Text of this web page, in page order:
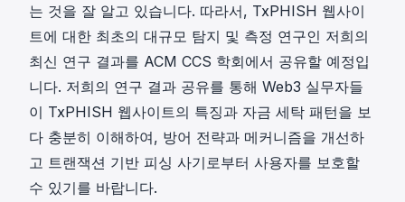
는 것을 잘 알고 있습니다. 따라서, TxPHISH 웹사이
트에 대한 최초의 대규모 탐지 및 측정 연구인 저희의
최신 연구 결과를 ACM CCS 학회에서 공유할 예정입
니다. 저희의 연구 결과 공유를 통해 Web3 실무자들
이 TxPHISH 웹사이트의 특징과 자금 세탁 패턴을 보
다 충분히 이해하여, 방어 전략과 메커니즘을 개선하
고 트랜잭션 기반 피싱 사기로부터 사용자를 보호할
수 있기를 바랍니다.